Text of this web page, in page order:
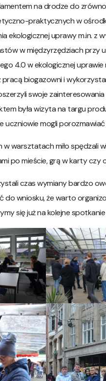
na drodze do
praktycznych w
ekologicznej uprawy m.in.
w międzyrzędziach
4.0 w ekologicznej
pracą biogazowni i
swoje
była wizyta na targu
uczniowie mogli
warsztatach miło spędzali
po mieście, grą w karty czy
czas wymiany bardzo
do wniosku, że warto
się już na kolejne spotkanie